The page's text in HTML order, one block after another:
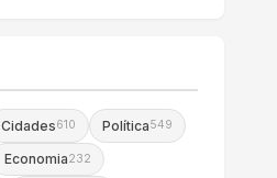
Cidades610 Política549
Economia232